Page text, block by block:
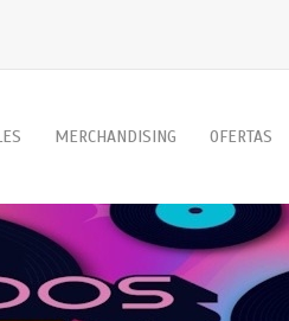
MERCHANDISING OFERTAS